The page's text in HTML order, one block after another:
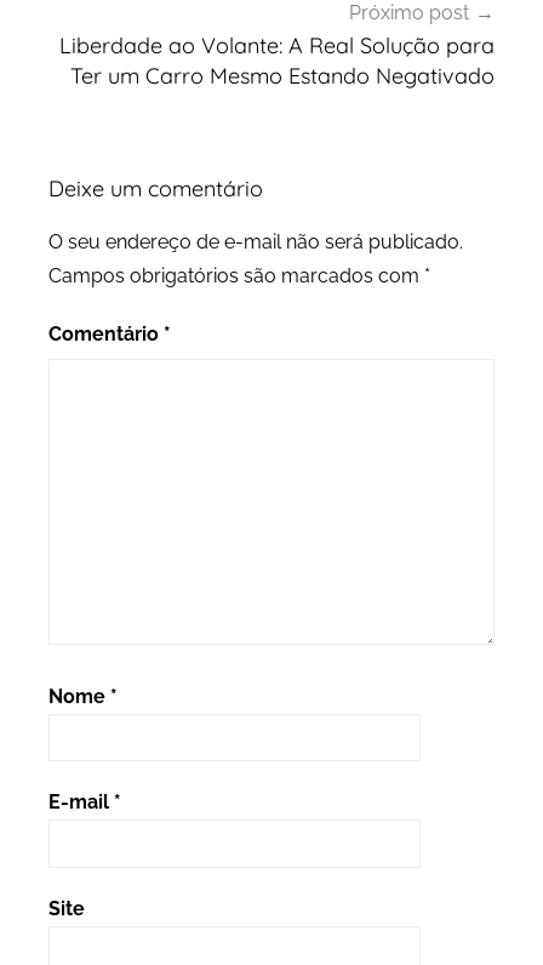
Próximo post
Liberdade ao Volante: A Real Solução para
Ter um Carro Mesmo Estando Negativado
Deixe um comentário
O seu endereço de e-mail não será publicado.
Campos obrigatórios são marcados com *
Comentário *
Nome *
E-mail *
Site